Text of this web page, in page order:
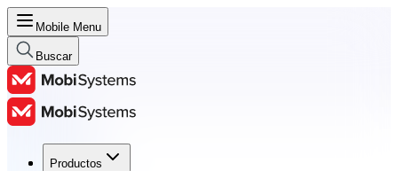
Mobile Menu
Buscar
Productos
Productos